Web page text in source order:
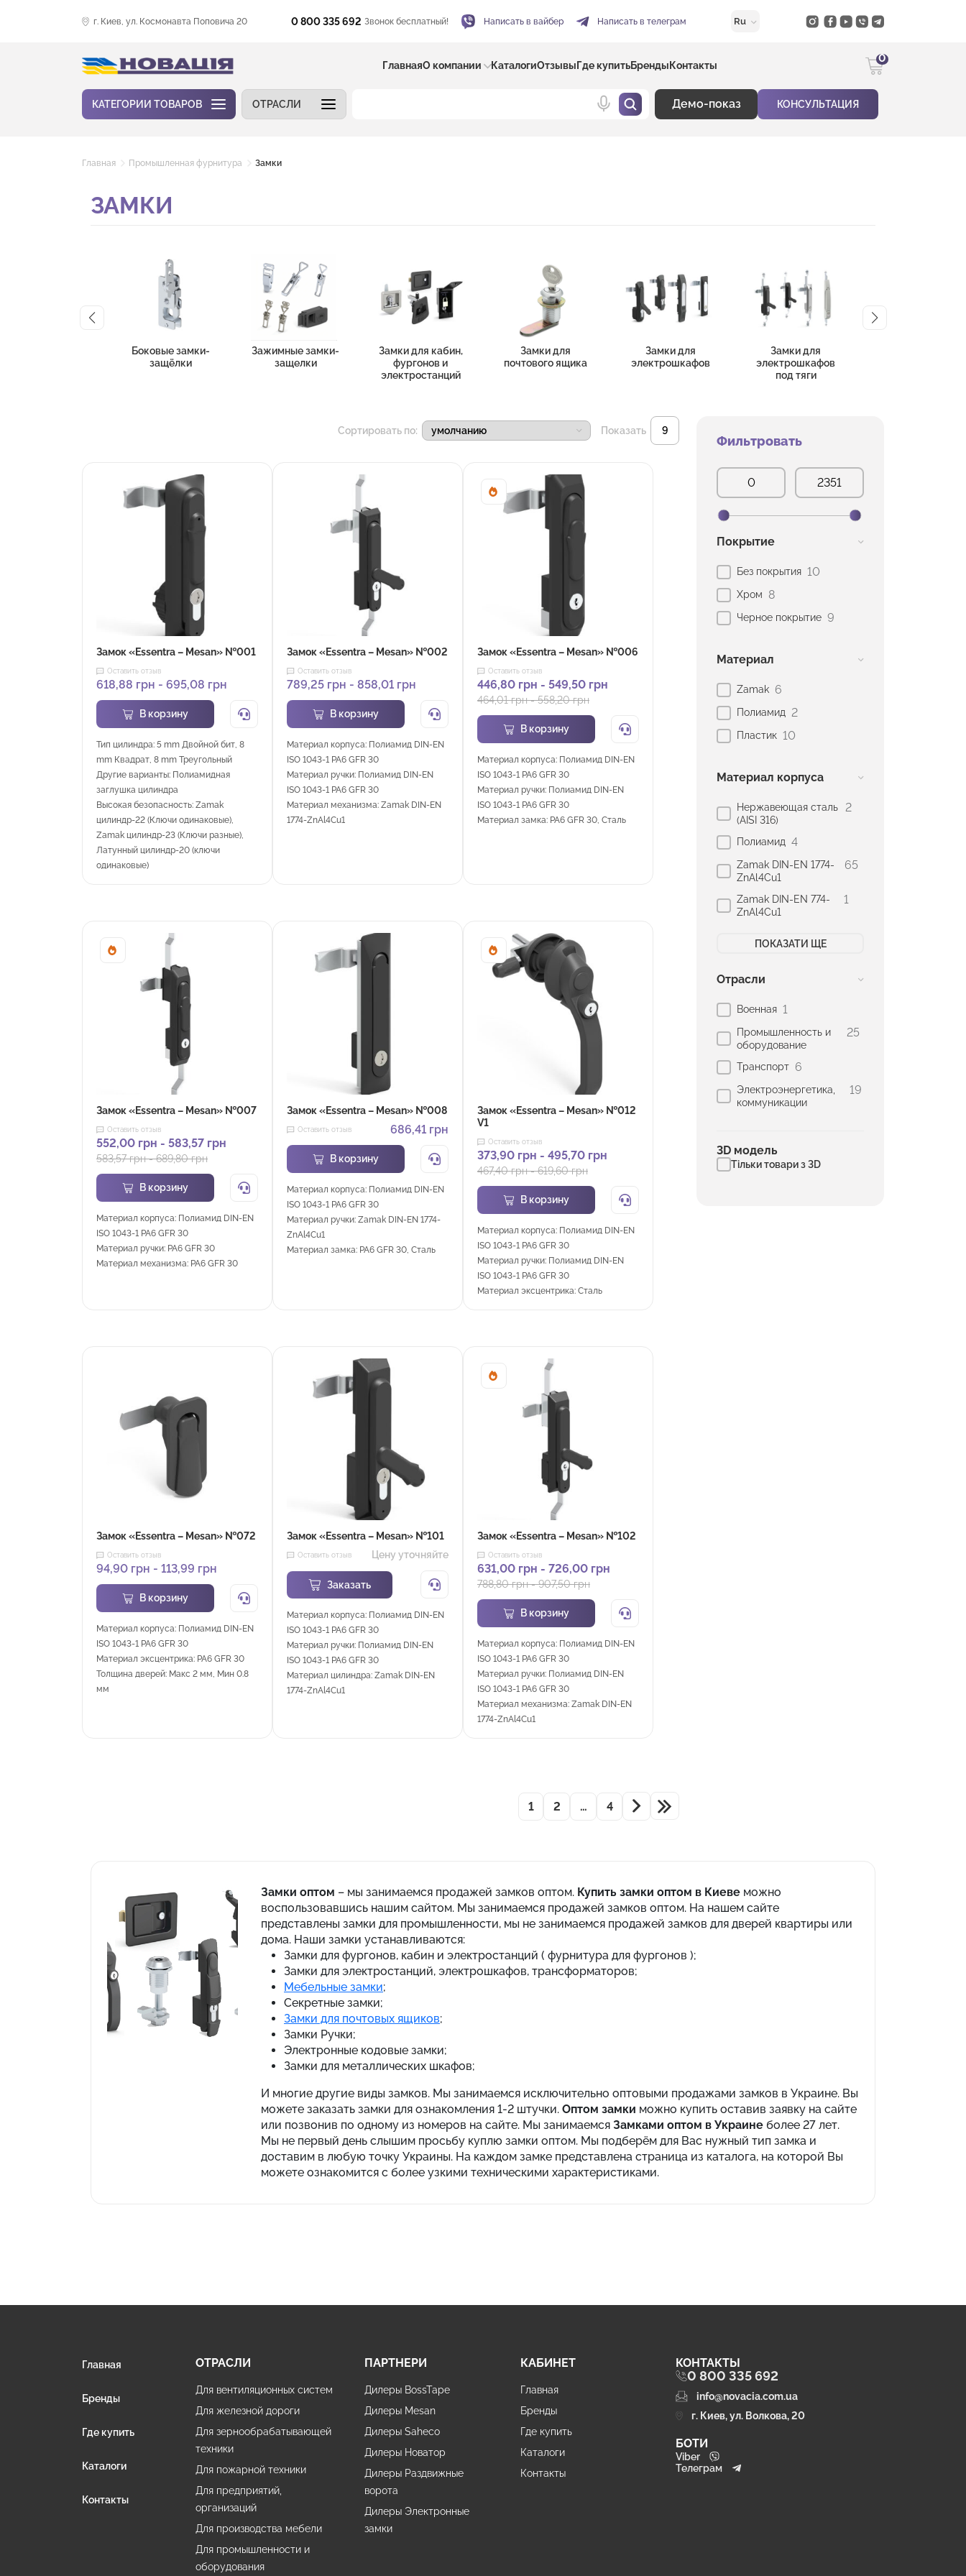
г. Киев, ул. Космонавта Поповича 20 0 800 335 692 Звонок бесплатный! Написать в вайбер Написать в телеграм Ru
ГлавнаяО компании КаталогиОтзывы Где купитьБренды Контакты
0
КАТЕГОРИИ ТОВАРОВ ОТРАСЛИ Демо-показ КОНСУЛЬТАЦИЯ
Главная Промышленная фурнитура Замки
ЗАМКИ
Боковые замки-
защёлки
Зажимные замки-
защелки
Замки для кабин,
фургонов и
электростанций
Замки для
почтового ящика
Замки для
электрошкафов
Замки для
электрошкафов
под тяги
Сортировать по: Показать
Замок «Essentra – Mesan» №001
Оставить отзыв
618,88 грн - 695,08 грн
В корзину
Тип цилиндра: 5 mm Двойной бит, 8
mm Квадрат, 8 mm Треугольный
Другие варианты: Полиамидная
заглушка цилиндра
Высокая безопасность: Zamak
цилиндр-22 (Ключи одинаковые),
Zamak цилиндр-23 (Ключи разные),
Латунный цилиндр-20 (ключи
одинаковые)
Замок «Essentra – Mesan» №002
Оставить отзыв
789,25 грн - 858,01 грн
В корзину
Материал корпуса: Полиамид DIN-EN
ISO 1043-1 PA6 GFR 30
Материал ручки: Полиамид DIN-EN
ISO 1043-1 PA6 GFR 30
Материал механизма: Zamak DIN-EN
1774-ZnAl4Cu1
Sale!
Замок «Essentra – Mesan» №006
Оставить отзыв
446,80 грн - 549,50 грн
464,01грн-558,20грн
В корзину
Материал корпуса: Полиамид DIN-EN
ISO 1043-1 PA6 GFR 30
Материал ручки: Полиамид DIN-EN
ISO 1043-1 PA6 GFR 30
Материал замка: PA6 GFR 30, Сталь
Sale!
Замок «Essentra – Mesan» №007
Оставить отзыв
552,00 грн - 583,57 грн
583,57грн-689,80грн
В корзину
Материал корпуса: Полиамид DIN-EN
ISO 1043-1 PA6 GFR 30
Материал ручки: PA6 GFR 30
Материал механизма: PA6 GFR 30
Замок «Essentra – Mesan» №008
Оставить отзыв 686,41 грн
В корзину
Материал корпуса: Полиамид DIN-EN
ISO 1043-1 PA6 GFR 30
Материал ручки: Zamak DIN-EN 1774-
ZnAl4Cu1
Материал замка: PA6 GFR 30, Сталь
Sale!
Замок «Essentra – Mesan» №012
V1
Оставить отзыв
373,90 грн - 495,70 грн
467,40грн-619,60грн
В корзину
Материал корпуса: Полиамид DIN-EN
ISO 1043-1 PA6 GFR 30
Материал ручки: Полиамид DIN-EN
ISO 1043-1 PA6 GFR 30
Материал эксцентрика: Сталь
Замок «Essentra – Mesan» №072
Оставить отзыв
94,90 грн - 113,99 грн
В корзину
Материал корпуса: Полиамид DIN-EN
ISO 1043-1 PA6 GFR 30
Материал эксцентрика: PA6 GFR 30
Толщина дверей: Макс 2 мм, Мин 0.8
мм
Замок «Essentra – Mesan» №101
Оставить отзыв Цену уточняйте
Заказать
Материал корпуса: Полиамид DIN-EN
ISO 1043-1 PA6 GFR 30
Материал ручки: Полиамид DIN-EN
ISO 1043-1 PA6 GFR 30
Материал цилиндра: Zamak DIN-EN
1774-ZnAl4Cu1
Sale!
Замок «Essentra – Mesan» №102
Оставить отзыв
631,00 грн - 726,00 грн
788,80грн-907,50грн
В корзину
Материал корпуса: Полиамид DIN-EN
ISO 1043-1 PA6 GFR 30
Материал ручки: Полиамид DIN-EN
ISO 1043-1 PA6 GFR 30
Материал механизма: Zamak DIN-EN
1774-ZnAl4Cu1
1 2 … 4
Фильтровать
Покрытие
Без покрытия 10
Хром 8
Черное покрытие 9
Материал
Zamak 6
Полиамид 2
Пластик 10
Материал корпуса
Нержавеющая сталь
(AISI 316)
2
Полиамид 4
Zamak DIN-EN 1774-
ZnAl4Cu1
65
Zamak DIN-EN 774-
ZnAl4Cu1
1
ПОКАЗАТИ ЩЕ
Отрасли
Военная 1
Промышленность и
оборудование
25
Транспорт 6
Электроэнергетика,
коммуникации
19
3D модель
Тільки товари з 3D
Замки оптом – мы занимаемся продажей замков оптом. Купить замки оптом в Киеве можно
воспользовавшись нашим сайтом. Мы занимаемся продажей замков оптом. На нашем сайте
представлены замки для промышленности, мы не занимаемся продажей замков для дверей квартиры или
дома. Наши замки устанавливаются:
Замки для фургонов, кабин и электростанций ( фурнитура для фургонов );
Замки для электростанций, электрошкафов, трансформаторов;
Мебельные замки;
Секретные замки;
Замки для почтовых ящиков;
Замки Ручки;
Электронные кодовые замки;
Замки для металлических шкафов;
И многие другие виды замков. Мы занимаемся исключительно оптовыми продажами замков в Украине. Вы
можете заказать замки для ознакомления 1-2 штучки. Оптом замки можно купить оставив заявку на сайте
или позвонив по одному из номеров на сайте. Мы занимаемся Замками оптом в Украине более 27 лет.
Мы не первый день слышим просьбу куплю замки оптом. Мы подберём для Вас нужный тип замка и
доставим в любую точку Украины. На каждом замке представлена страница из каталога, на которой Вы
можете ознакомится с более узкими техническими характеристиками.
Главная
Бренды
Где купить
Каталоги
Контакты
ОТРАСЛИ
Для вентиляционных систем
Для железной дороги
Для зернообрабатывающей
техники
Для пожарной техники
Для предприятий,
организаций
Для производства мебели
Для промышленности и
оборудования
ПАРТНЕРИ
Дилеры BossTape
Дилеры Mesan
Дилеры Saheco
Дилеры Новатор
Дилеры Раздвижные
ворота
Дилеры Электронные
замки
КАБИНЕТ
Главная
Бренды
Где купить
Каталоги
Контакты
КОНТАКТЫ
0 800 335 692
info@novacia.com.ua
г. Киев, ул. Волкова, 20
БОТИ
Viber
Телеграм